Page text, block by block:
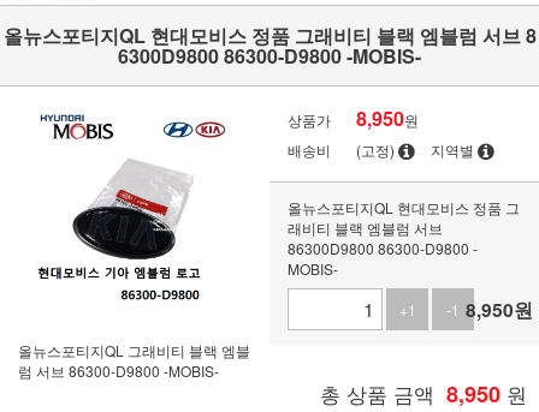
올뉴스포티지QL 현대모비스 정품 그래비티 블랙 엠블럼 서브 8
6300D9800 86300-D9800 -MOBIS-
올뉴스포티지QL 그래비티 블랙 엠블
럼 서브 86300-D9800 -MOBIS-
상품가 8,950원
배송비
(고정) 지역별
올뉴스포티지QL 현대모비스 정품 그
래비티 블랙 엠블럼 서브
86300D9800 86300-D9800 -
MOBIS-
+1
-1 8,950원
총 상품 금액 8,950 원